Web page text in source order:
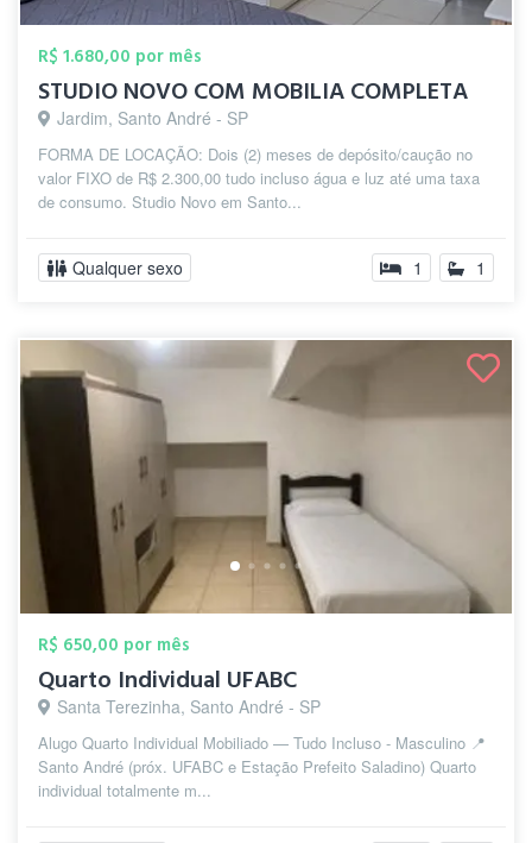
R$ 1.680,00 por mês
STUDIO NOVO COM MOBILIA COMPLETA
Jardim, Santo André - SP
FORMA DE LOCAÇÃO: Dois (2) meses de depósito/caução no
valor FIXO de R$ 2.300,00 tudo incluso água e luz até uma taxa
de consumo. Studio Novo em Santo...
Qualquer sexo 1 1
R$ 650,00 por mês
Quarto Individual UFABC
Santa Terezinha, Santo André - SP
Alugo Quarto Individual Mobiliado — Tudo Incluso - Masculino 📍
Santo André (próx. UFABC e Estação Prefeito Saladino) Quarto
individual totalmente m...